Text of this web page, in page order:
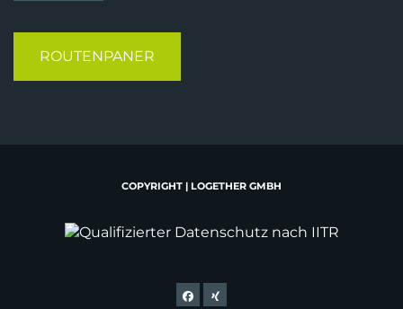
ROUTENPANER
COPYRIGHT | LOGETHER GMBH